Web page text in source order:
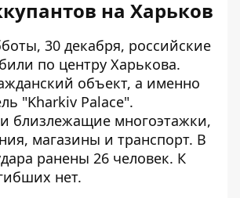
на Харьков
30 декабря, российские
били по центру Харькова.
объект, а именно
"Kharkiv Palace".
близлежащие многоэтажки,
магазины и транспорт. В
ранены 26 человек. К
нет.